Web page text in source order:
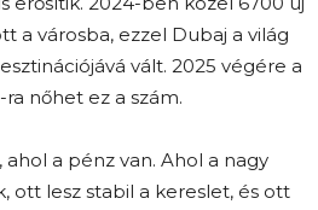
a városba, ezzel Dubaj a világ
vált. 2025 végére a
nőhet ez a szám.
a pénz van. Ahol a nagy
ott lesz stabil a kereslet, és ott